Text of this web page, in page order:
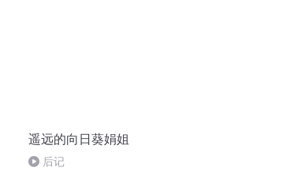
遥远的向日葵娟姐
后记